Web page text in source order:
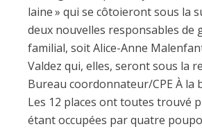
laine » qui se côtoieront sous la
deux nouvelles responsables de
familial, soit Alice-Anne
Valdez qui, elles, seront sous la
Bureau coordonnateur/CPE À la
Les 12 places ont toutes trouvé
étant occupées par quatre